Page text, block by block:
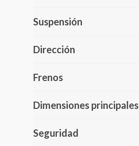
Suspensión
Dirección
Frenos
Dimensiones principales
Seguridad